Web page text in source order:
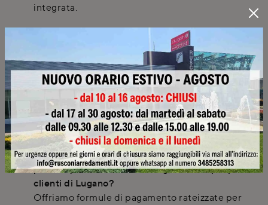
integrata.
Il letto Strong di Tomasella è disponibile con
un vano contenitore per ottimizzare lo spazio?
Sì, il letto Strong può essere configurato con
diverse tipologie di contenitore, inclusi quelli
con apertura laterale o frontale. Queste
soluzioni sono ideali per chi cerca di
ottimizzare lo spazio e mantenere l'ordine
nella camera da letto.
Quali opzioni di pagamento sono disponibili
per l'acquisto del letto Strong, ad esempio per
clienti di Lugano?
Offriamo formule di pagamento rateizzate per